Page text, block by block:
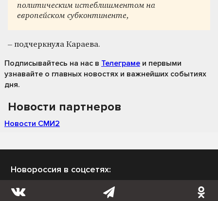
политическим истеблишментом на
европейском субконтиненте,
– подчеркнула Караева.
Подписывайтесь на нас в Телеграме и первыми
узнавайте о главных новостях и важнейших событиях
дня.
Новости партнеров
Новости СМИ2
Новороссия в соцсетях: